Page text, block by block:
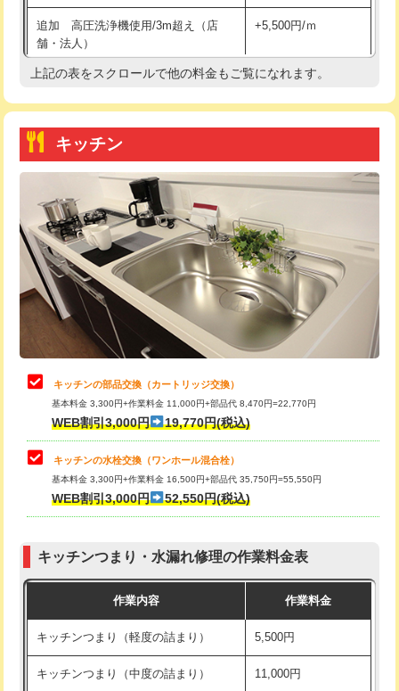
持込商品取付（浄水器・分岐水栓） 16,500円
持込商品取付（温水洗浄便座） 22,000円
持込商品取付（普通便座⇔温水洗浄便
22,000円
給水管工事※（ホール加工)
給水管工事※（バンド止め) 3,300円
給水管工事※（支持金具設置) 5,500円
給水管工事※（保温材使用（バンド止
め込み）)
5,500円
給水管工事※（土の掘削・埋め戻し作
11,000円
給水管工事※（塩ビ管（VP・HI）使
用/3ｍまで)
給水管工事※（塩ビ管（VP・HI）使
用（追加）/3ｍ超え)
給水管工事※（ライニング鋼管・銅
管・ポリ管・HT管使用/3ｍまで)
44,000円
管・ポリ管・HT管使用/3ｍ超え)
排水管工事（土の掘削・埋め戻し作
11,000円~
排水管工事（排水管工事/3ｍまで） 55,000円
排水管工事（追加 排水管工事/3ｍ超
+11,000円
追加 高圧洗浄機使用/3m超え（店
舗・法人）
+5,500円/ｍ
高度高圧洗浄換 現地調査
トーラー機使用/3mまで
追加トーラー機使用/3m超え +3,300円
カメラ調査 33,000円
桝清掃 8,800円
止水・漏水調査・防水処理・清掃・修
理・調整・分解・加工など（軽作業）
11,000円
止水・漏水調査・防水処理・清掃・修
理・調整・分解・加工など（中作業）
22,000円
止水・漏水調査・防水処理・清掃・修
理・調整・分解・加工など（重作業）
33,000円
お風呂タンク脱着
その他部品の脱着
式・ワンホール）)
交換・取付(排水栓・排水トラップ
22,000円+材料費
上記の表をスクロールで他の料金もご覧になれます。
キッチン
キッチンの部品交換（カートリッジ交換）
基本料金 3,300円+作業料金 11,000円+部品代 8,470円=22,770円
WEB割引3,000円 19,770円(税込)
キッチンの水栓交換（ワンホール混合栓）
基本料金 3,300円+作業料金 16,500円+部品代 35,750円=55,550円
WEB割引3,000円 52,550円(税込)
キッチンつまり・水漏れ修理の作業料金表
作業内容 作業料金
キッチンつまり（軽度の詰まり） 5,500円
キッチンつまり（中度の詰まり） 11,000円